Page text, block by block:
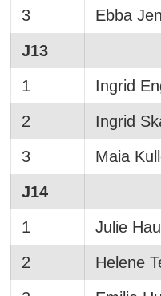
3
Ebba
J13
1
Ingrid
2
Ingrid
3
Maia
J14
1
Julie
2
Helene